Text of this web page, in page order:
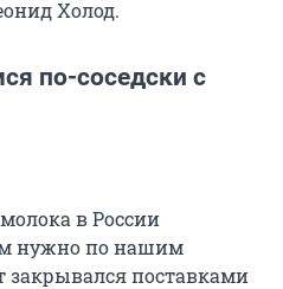
Холод.
по-соседски с
в России
нужно по нашим
закрывался поставками